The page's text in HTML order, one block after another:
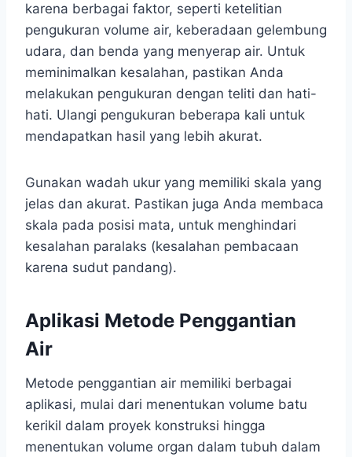
karena berbagai faktor, seperti ketelitian
pengukuran volume air, keberadaan gelembung
udara, dan benda yang menyerap air. Untuk
meminimalkan kesalahan, pastikan Anda
melakukan pengukuran dengan teliti dan hati-
hati. Ulangi pengukuran beberapa kali untuk
mendapatkan hasil yang lebih akurat.
Gunakan wadah ukur yang memiliki skala yang
jelas dan akurat. Pastikan juga Anda membaca
skala pada posisi mata, untuk menghindari
kesalahan paralaks (kesalahan pembacaan
karena sudut pandang).
Aplikasi Metode Penggantian
Air
Metode penggantian air memiliki berbagai
aplikasi, mulai dari menentukan volume batu
kerikil dalam proyek konstruksi hingga
menentukan volume organ dalam tubuh dalam